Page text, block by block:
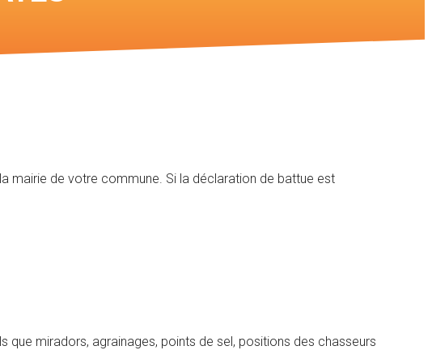
mairie de votre commune. Si la déclaration de battue est
que miradors, agrainages, points de sel, positions des chasseurs